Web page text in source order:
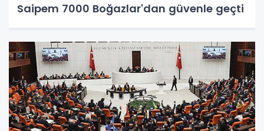
Saipem 7000 Boğazlar'dan güvenle geçti